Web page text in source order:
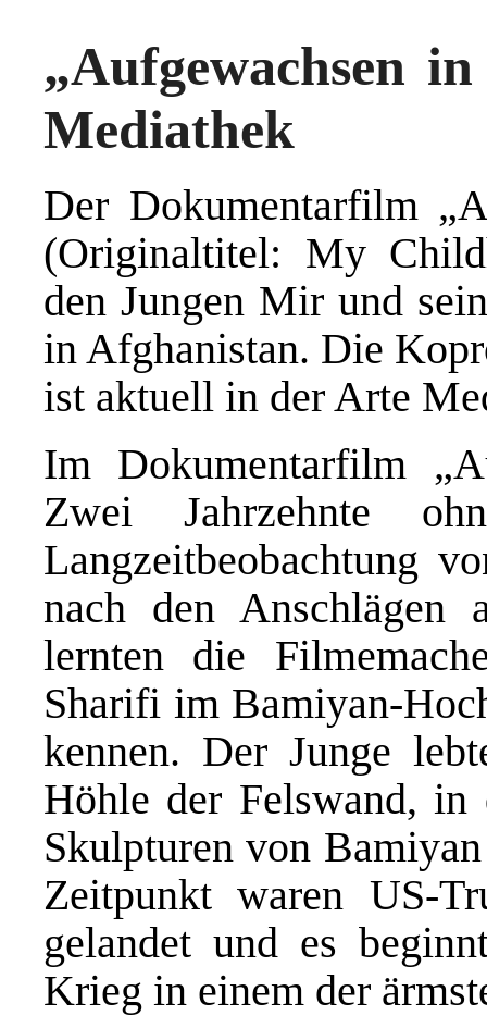
„Aufgewachsen
Mediathek
Der Dokumentarfilm
(Originaltitel: My
den Jungen Mir und
in Afghanistan. Die
ist aktuell in der Arte
Im Dokumentarfilm
Zwei Jahrzehnte
Langzeitbeobachtung
nach den Anschlägen
lernten die
Sharifi im Bamiyan-
kennen. Der Junge
Höhle der Felswand, in
Skulpturen von
Zeitpunkt waren US-
gelandet und es
Krieg in einem der